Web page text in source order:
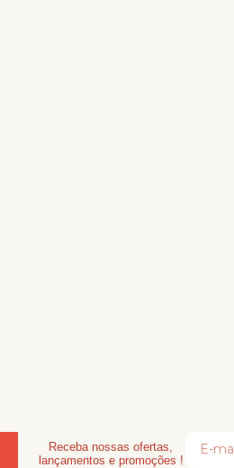
Receba nossas ofertas,
lançamentos e promoções !